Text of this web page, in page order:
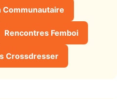
Communautaire
Rencontres Femboi
Crossdresser